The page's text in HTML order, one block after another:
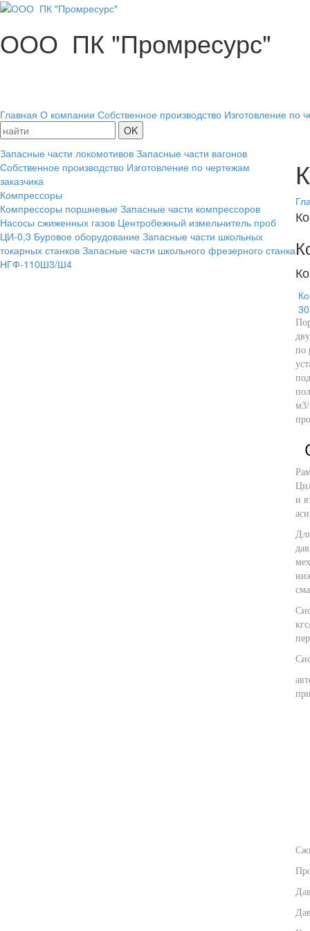
ООО ПК "Промресурс"
Главная О компании Собственное производство Изготовление по
Запасные части локомотивов Запасные части вагонов
Собственное производство Изготовление по чертежам
заказчика
Компрессоры
Компрессоры поршневые Запасные части компрессоров
Насосы сжиженных газов Центробежный измельчитель проб
ЦИ-0,3 Буровое оборудование Запасные части школьных
токарных станков Запасные части школьного фрезерного станка
НГФ-110Ш3/Ш4
по
м3/
и